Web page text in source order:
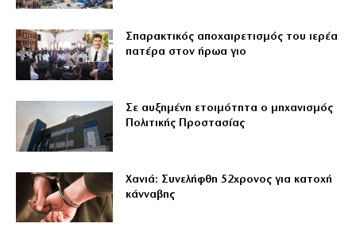
Σπαρακτικός αποχαιρετισμός του ιερέα
πατέρα στον ήρωα γιο
Σε αυξημένη ετοιμότητα ο μηχανισμός
Πολιτικής Προστασίας
Χανιά: Συνελήφθη 52χρονος για κατοχή
κάνναβης